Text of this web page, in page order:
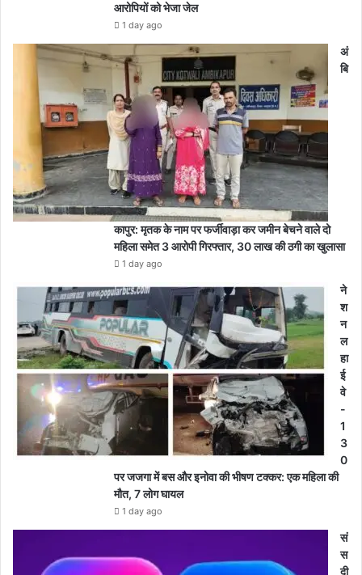
आरोपियों को भेजा जेल
1 day ago
अं
बि
कापुर: मृतक के नाम पर फर्जीवाड़ा कर जमीन बेचने वाले दो
महिला समेत 3 आरोपी गिरफ्तार, 30 लाख की ठगी का खुलासा
1 day ago
ने
श
न
ल
हा
ई
वे
-
1
3
0
पर जजगा में बस और इनोवा की भीषण टक्कर: एक महिला की
मौत, 7 लोग घायल
1 day ago
सं
स
दी